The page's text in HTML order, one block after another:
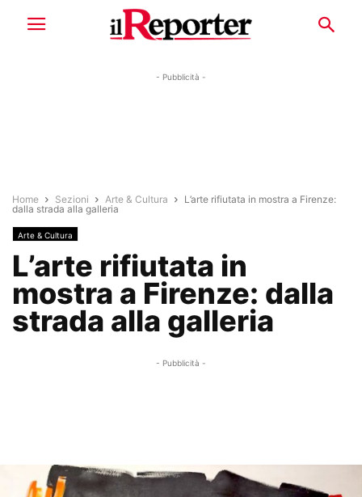
- Pubblicità -
Home Sezioni Arte & Cultura
L’arte rifiutata in mostra a Firenze:
dalla strada alla galleria
Arte & Cultura
L’arte rifiutata in
mostra a Firenze: dalla
strada alla galleria
- Pubblicità -